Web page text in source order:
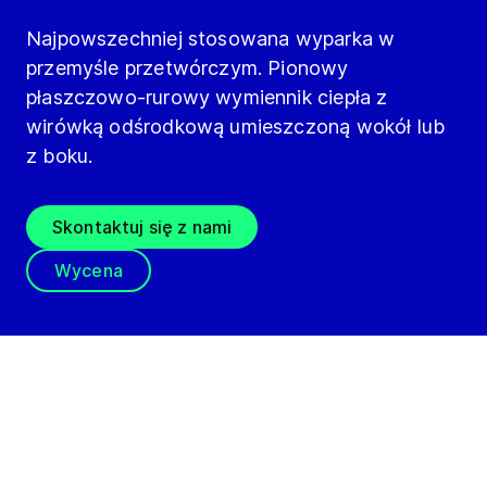
Najpowszechniej stosowana wyparka w
przemyśle przetwórczym. Pionowy
płaszczowo-rurowy wymiennik ciepła z
wirówką odśrodkową umieszczoną wokół lub
z boku.
Skontaktuj się z nami
Wycena